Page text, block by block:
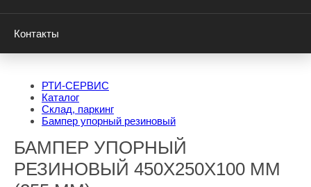
Контакты
РТИ-СЕРВИС
Каталог
Склад, паркинг
Бампер упорный резиновый
БАМПЕР УПОРНЫЙ
РЕЗИНОВЫЙ 450Х250Х100 ММ